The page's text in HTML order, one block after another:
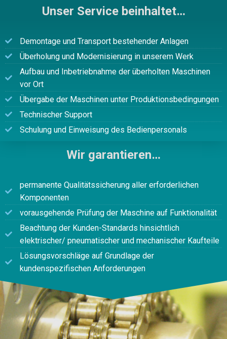
Unser Service beinhaltet…
Demontage und Transport bestehender Anlagen
Überholung und Modernisierung in unserem Werk
Aufbau und Inbetriebnahme der überholten Maschinen
vor Ort
Übergabe der Maschinen unter Produktionsbedingungen
Technischer Support
Schulung und Einweisung des Bedienpersonals
Wir garantieren…
permanente Qualitätssicherung aller erforderlichen
Komponenten
vorausgehende Prüfung der Maschine auf Funktionalität
Beachtung der Kunden-Standards hinsichtlich
elektrischer/ pneumatischer und mechanischer Kaufteile
Lösungsvorschläge auf Grundlage der
kundenspezifischen Anforderungen